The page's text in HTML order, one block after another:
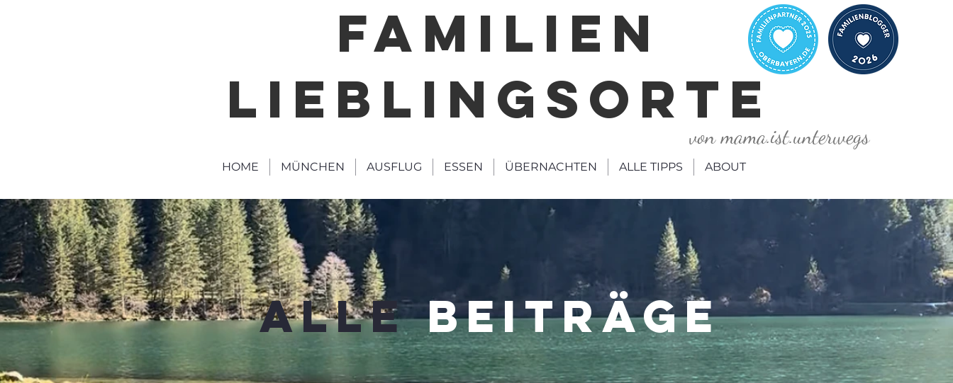
FAMILIEN
LIEBLINGSORTE
von mama.ist.unterwegs
HOME MÜNCHEN AUSFLUG ESSEN ÜBERNACHTEN ALLE TIPPS ABOUT
ALLEBEITRÄGE